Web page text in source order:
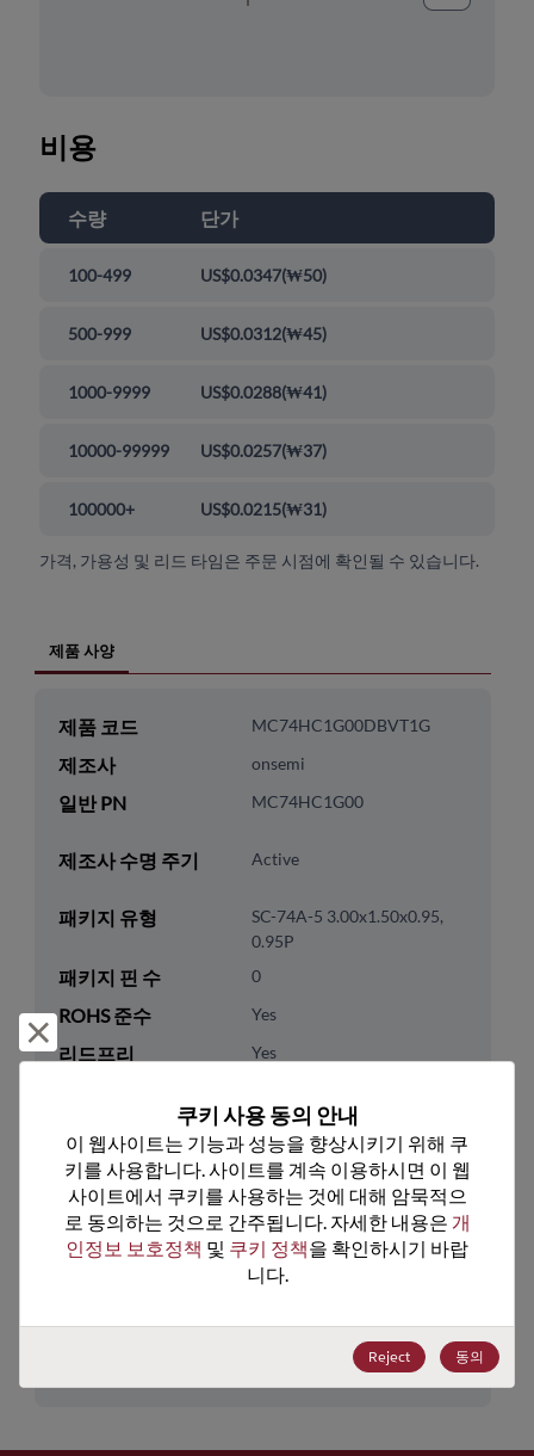
비용
수량 단가
100-499 US$0.0347(₩50)
500-999 US$0.0312(₩45)
1000-9999 US$0.0288(₩41)
10000-99999 US$0.0257(₩37)
100000+ US$0.0215(₩31)
가격, 가용성 및 리드 타임은 주문 시점에 확인될 수 있습니다.
제품 사양
제품 코드 MC74HC1G00DBVT1G
제조사 onsemi
일반 PN MC74HC1G00
제조사 수명 주기 Active
패키지 유형
SC-74A-5 3.00x1.50x0.95,
0.95P
패키지 핀 수 0
ROHS 준수 Yes
리드프리 Yes
3000
기술 카테고리 Logic
기술 하위 카테고리 Standard Logic
기술 그룹 Logic Gates
미국 HTS 코드
거부 및 닫기
쿠키 사용 동의 안내
이 웹사이트는 기능과 성능을 향상시키기 위해 쿠
키를 사용합니다. 사이트를 계속 이용하시면 이 웹
사이트에서 쿠키를 사용하는 것에 대해 암묵적으
로 동의하는 것으로 간주됩니다. 자세한 내용은 개
인정보 보호정책 및 쿠키 정책을 확인하시기 바랍
니다.
Reject 동의